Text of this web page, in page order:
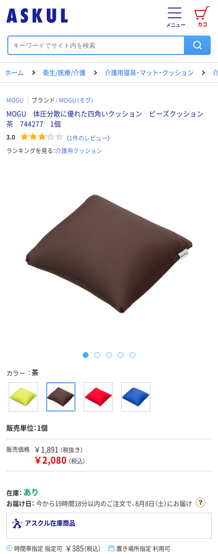
カゴ
メニュー
ホーム 衛生/医療/介護 介護用寝具・マット・クッション
MOGU ブランド： MOGU（モグ）
MOGU 体圧分散に優れた四角いクッション ビーズクッション
茶 744277 1個
3.0 （1件のレビュー）
ランキングを見る：介護用クッション
カラー 茶
販売単位：1個
販売価格 ￥1,891 （税抜き）
￥2,080 （税込）
在庫： あり
お届け日： 今から19時間18分以内のご注文で、8月8日（土）にお届け
アスクル在庫商品
時間帯指定 指定可 ￥385（税込） 置き場所指定 利用可